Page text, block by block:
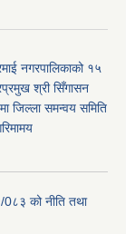
नगरपालिकाको १५
श्री सिँगासन
जिल्ला समन्वय समिति
0८३ को नीति तथा